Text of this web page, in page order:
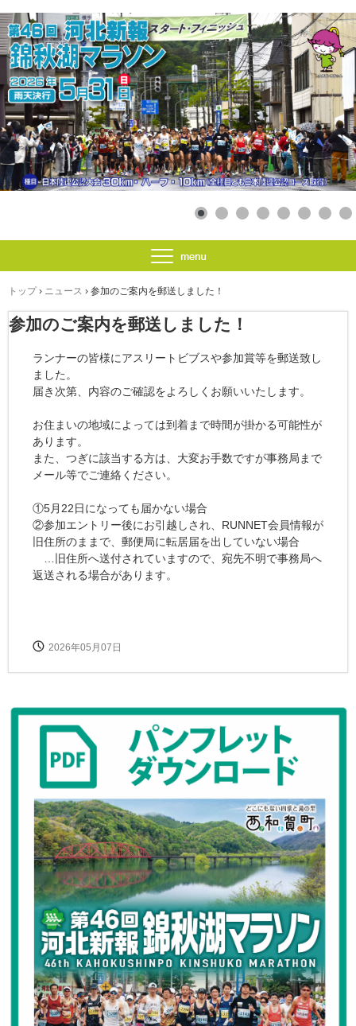
トップ › ニュース › 参加のご案内を郵送しました！
参加のご案内を郵送しました！
ランナーの皆様にアスリートビブスや参加賞等を郵送致し
ました。
届き次第、内容のご確認をよろしくお願いいたします。
お住まいの地域によっては到着まで時間が掛かる可能性が
あります。
また、つぎに該当する方は、大変お手数ですが事務局まで
メール等でご連絡ください。
①5月22日になっても届かない場合
②参加エントリー後にお引越しされ、RUNNET会員情報が
旧住所のままで、郵便局に転居届を出していない場合
…旧住所へ送付されていますので、宛先不明で事務局へ
返送される場合があります。
2026年05月07日